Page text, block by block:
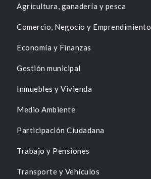
Agricultura, ganadería y pesca
Comercio, Negocio y Emprendimiento
Economía y Finanzas
Gestión municipal
Inmuebles y Vivienda
Medio Ambiente
Participación Ciudadana
Trabajo y Pensiones
Transporte y Vehículos